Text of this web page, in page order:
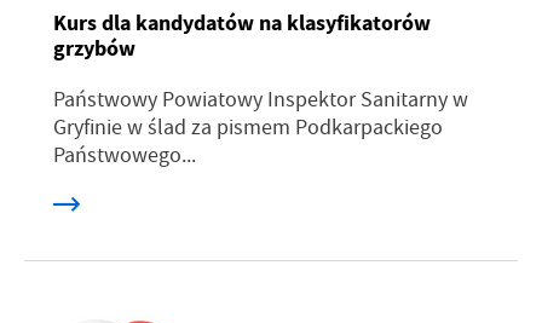
Kurs dla kandydatów na klasyfikatorów
grzybów
Państwowy Powiatowy Inspektor Sanitarny w
Gryfinie w ślad za pismem Podkarpackiego
Państwowego...